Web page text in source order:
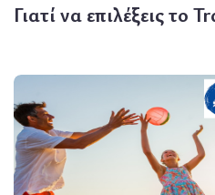
Γιατί να επιλέξεις το